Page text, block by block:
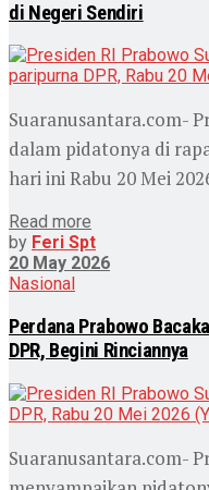
di Negeri Sendiri
Suaranusantara.com-
dalam pidatonya di
hari ini Rabu 20 Mei
Read more
by Feri Spt
20 May 2026
Nasional
Perdana Prabowo
DPR, Begini Rinciannya
Suaranusantara.com-